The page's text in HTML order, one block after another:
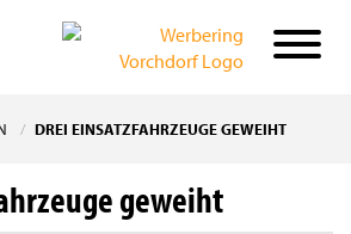
DREI EINSATZFAHRZEUGE GEWEIHT
geweiht